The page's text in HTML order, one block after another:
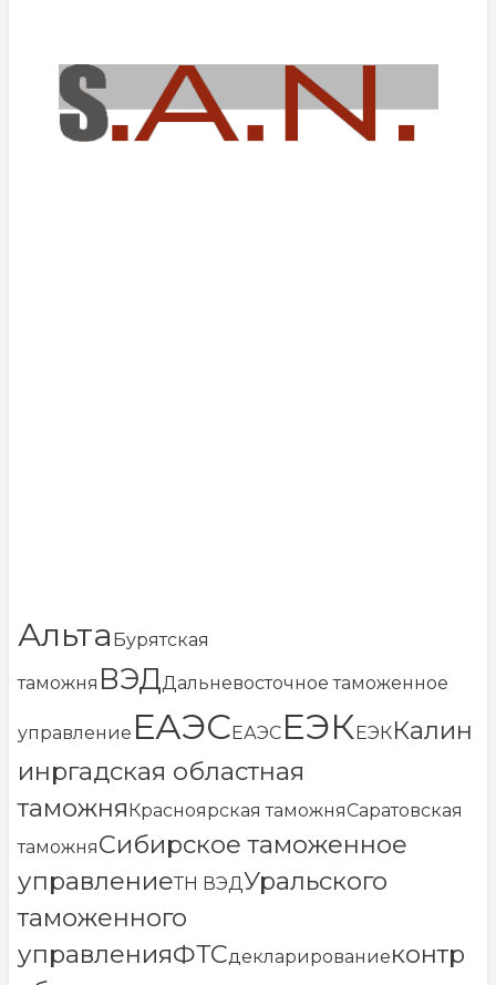
Альта Бурятская
таможня ВЭДДальневосточное таможенное
управление ЕАЭС ЕАЭС ЕЭК ЕЭККалин
инргадская областная
таможня Красноярская таможняСаратовская
таможняСибирское таможенное
управлениеТН ВЭДУральского
таможенного
управленияФТСдекларированиеконтр